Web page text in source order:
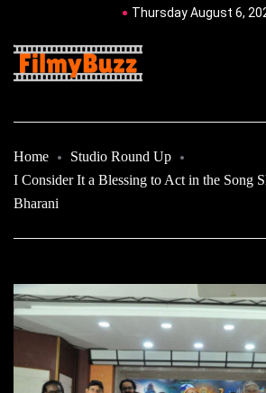
Thursday August 6,
Home
Studio Round Up
I Consider It a Blessing to Act in the Song
Bharani